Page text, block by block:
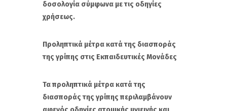
δοσολογία σύμφωνα με τις οδηγίες
χρήσεως.
Προληπτικά μέτρα κατά της διασποράς
της γρίπης στις Εκπαιδευτικές Μονάδες
Τα προληπτικά μέτρα κατά της
διασποράς της γρίπης περιλαμβάνουν